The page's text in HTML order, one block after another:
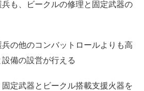
も、ビークルの修理と固定武器の
兵の他のコンバットロールよりも高
備の設営が行える
固定武器とビークル搭載支援火器を